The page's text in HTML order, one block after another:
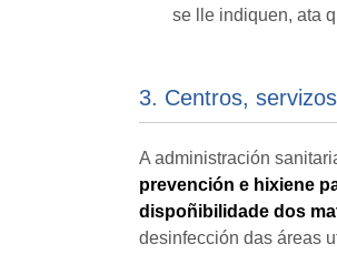
se lle indiquen, ata
3. Centros,
A administración
prevención e hixiene
dispoñibilidade dos
desinfección das áreas